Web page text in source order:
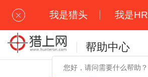
我是猎头 我是HR
帮助中心